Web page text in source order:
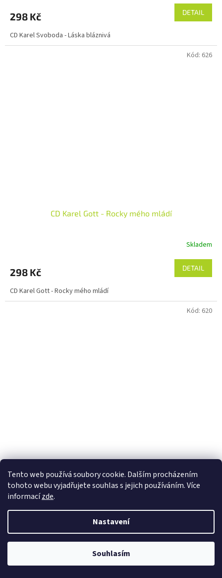
Tento web používá soubory cookie. Dalším procházením
tohoto webu vyjadřujete souhlas s jejich používáním. Více
informacízde.
Nastavení
Souhlasím
298 Kč DETAIL
CD Karel Svoboda - Láska bláznivá
CD Karel Gott - Rocky mého mládí
Skladem
298 Kč DETAIL
CD Karel Gott - Rocky mého mládí
Kód: 626
CD Karel Gott - Big Band Felixe Slováčka - Swing
kolekce
Kód: 620
Kód:194